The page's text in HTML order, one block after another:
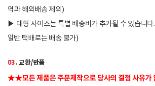
역과 해외배송 제외)
▶ 대형 사이즈는 특별 배송비가 추가될 수 있습니
일반 택배로는 배송 불가)
03.교환/반품
★★모든 제품은 주문제작으로 당사의 결점 사유가